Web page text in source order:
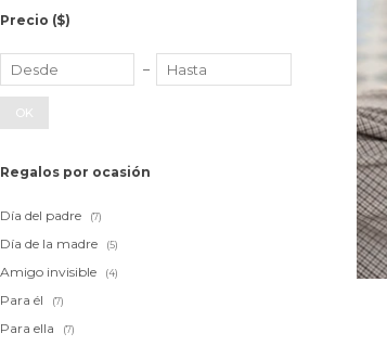
Precio ($)
OK
Regalos por ocasión
Día del padre (7)
Día de la madre (5)
Amigo invisible (4)
Para él (7)
Para ella (7)